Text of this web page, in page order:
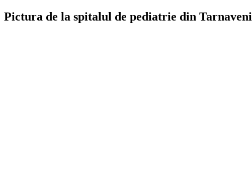
Pictura de la spitalul de pediatrie din Tarnaveni